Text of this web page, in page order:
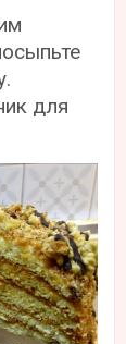
для